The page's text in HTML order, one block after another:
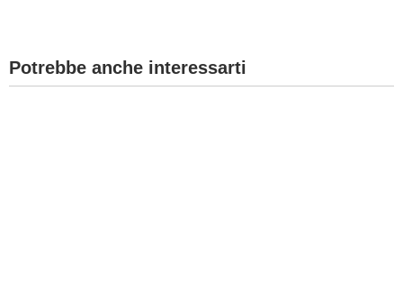
Potrebbe anche interessarti